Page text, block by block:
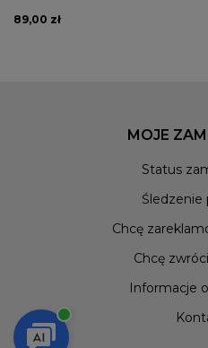
89,00 zł
MOJE
Status
Śledzenie
Chcę
Chcę
Informacje